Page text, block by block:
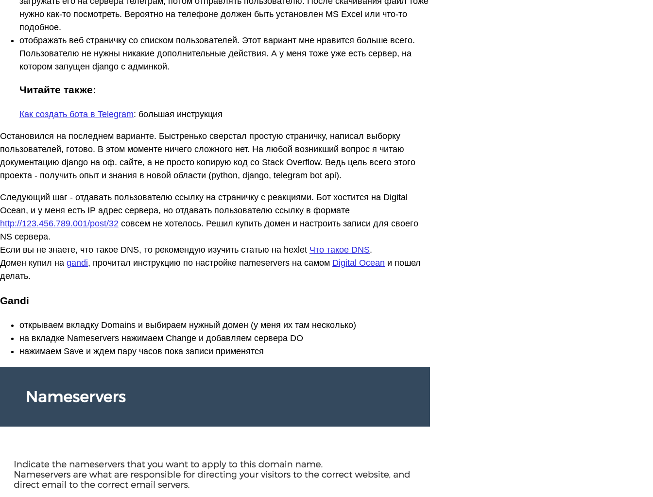
нужно как-то посмотреть. Вероятно на телефоне должен быть установлен MS Excel или что-то
подобное.
отображать веб страничку со списком пользователей. Этот вариант мне нравится больше всего.
Пользователю не нужны никакие дополнительные действия. А у меня тоже уже есть сервер, на
котором запущен django с админкой.
Читайте также:
Как создать бота в Telegram: большая инструкция
Остановился на последнем варианте. Быстренько сверстал простую страничку, написал выборку
пользователей, готово. В этом моменте ничего сложного нет. На любой возникший вопрос я читаю
документацию django на оф. сайте, а не просто копирую код со Stack Overflow. Ведь цель всего этого
проекта - получить опыт и знания в новой области (python, django, telegram bot api).
Следующий шаг - отдавать пользователю ссылку на страничку с реакциями. Бот хостится на Digital
Ocean, и у меня есть IP адрес сервера, но отдавать пользователю ссылку в формате
http://123.456.789.001/post/32 совсем не хотелось. Решил купить домен и настроить записи для своего
NS сервера.
Если вы не знаете, что такое DNS, то рекомендую изучить статью на hexlet Что такое DNS.
Домен купил на gandi, прочитал инструкцию по настройке nameservers на самом Digital Ocean и пошел
делать.
Gandi
открываем вкладку Domains и выбираем нужный домен (у меня их там несколько)
на вкладке Nameservers нажимаем Change и добавляем сервера DO
нажимаем Save и ждем пару часов пока записи применятся